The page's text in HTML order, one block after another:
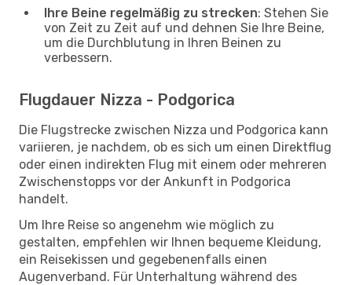
Ihre Beine regelmäßig zu strecken: Stehen Sie
von Zeit zu Zeit auf und dehnen Sie Ihre Beine,
um die Durchblutung in Ihren Beinen zu
verbessern.
Flugdauer Nizza - Podgorica
Die Flugstrecke zwischen Nizza und Podgorica kann
variieren, je nachdem, ob es sich um einen Direktflug
oder einen indirekten Flug mit einem oder mehreren
Zwischenstopps vor der Ankunft in Podgorica
handelt.
Um Ihre Reise so angenehm wie möglich zu
gestalten, empfehlen wir Ihnen bequeme Kleidung,
ein Reisekissen und gegebenenfalls einen
Augenverband. Für Unterhaltung während des